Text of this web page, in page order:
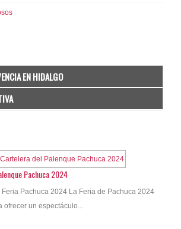
EN HIDALGO
Pachuca 2024
Pachuca 2024 La Feria de Pachuca 2024
ofrecer un espectáculo...